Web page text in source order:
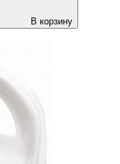
В корзину